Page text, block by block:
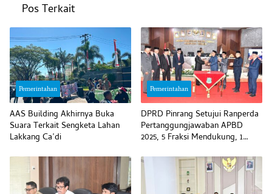
Pos Terkait
Pemerintahan
AAS Building Akhirnya Buka
Suara Terkait Sengketa Lahan
Lakkang Ca’di
Pemerintahan
DPRD Pinrang Setujui Ranperda
Pertanggungjawaban APBD
2025, 5 Fraksi Mendukung, 1